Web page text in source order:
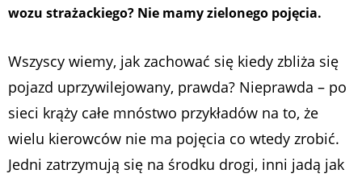
wozu strażackiego? Nie mamy zielonego pojęcia.
Wszyscy wiemy, jak zachować się kiedy zbliża się
pojazd uprzywilejowany, prawda? Nieprawda – po
sieci krąży całe mnóstwo przykładów na to, że
wielu kierowców nie ma pojęcia co wtedy zrobić.
Jedni zatrzymują się na środku drogi, inni jadą jak